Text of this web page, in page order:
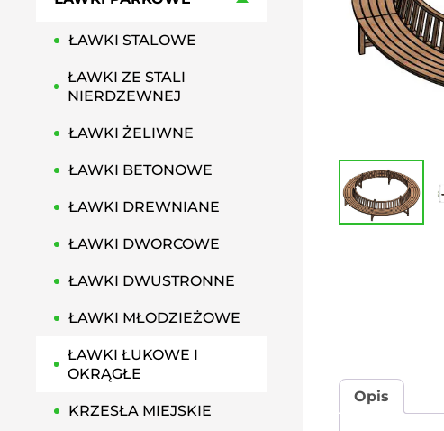
GRILLE PARKOWE, OSIEDLOWE
PERGOLE MIEJSKIE
Opis
ŁAWKI STALOWE
ŁAWKI ZE STALI
NIERDZEWNEJ
ŁAWKI ŻELIWNE
ŁAWKI BETONOWE
ŁAWKI DREWNIANE
ŁAWKI DWORCOWE
ŁAWKI DWUSTRONNE
ŁAWKI MŁODZIEŻOWE
ŁAWKI ŁUKOWE I
OKRĄGŁE
KRZESŁA MIEJSKIE